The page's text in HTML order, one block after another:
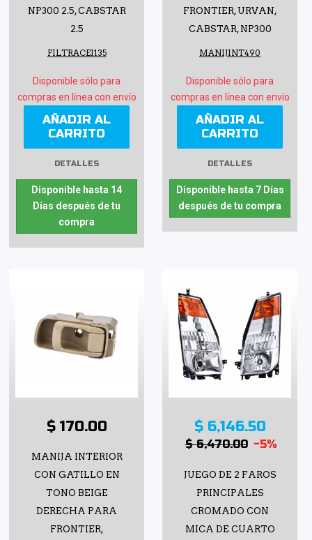
NP300 2.5, CABSTAR
2.5
FILTRACEI135
Disponible sólo para
compras en línea con envío
AÑADIR AL
CARRITO
DETALLES
Disponible hasta 14
Días después de tu
compra
FRONTIER, URVAN,
CABSTAR, NP300
MANIJINT490
Disponible sólo para
compras en línea con envío
AÑADIR AL
CARRITO
DETALLES
Disponible hasta 7 Días
después de tu compra
$ 170.00
MANIJA INTERIOR
CON GATILLO EN
TONO BEIGE
DERECHA PARA
FRONTIER,
$ 6,146.50
$ 6,470.00 -5%
JUEGO DE 2 FAROS
PRINCIPALES
CROMADO CON
MICA DE CUARTO